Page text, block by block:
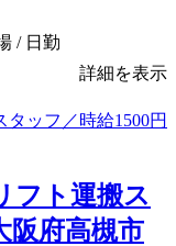
/ 日勤
詳細を表示
フト運搬ス
阪府高槻市